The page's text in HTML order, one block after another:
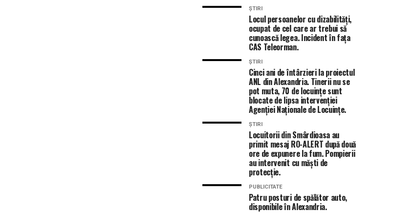
ȘTIRI
Locul persoanelor cu dizabilități,
ocupat de cel care ar trebui să
cunoască legea. Incident în fața
CAS Teleorman.
ȘTIRI
Cinci ani de întârzieri la proiectul
ANL din Alexandria. Tinerii nu se
pot muta, 70 de locuințe sunt
blocate de lipsa intervenției
Agenției Naționale de Locuințe.
ȘTIRI
Locuitorii din Smârdioasa au
primit mesaj RO-ALERT după două
ore de expunere la fum. Pompierii
au intervenit cu măști de
protecție.
PUBLICITATE
Patru posturi de spălător auto,
disponibile în Alexandria.